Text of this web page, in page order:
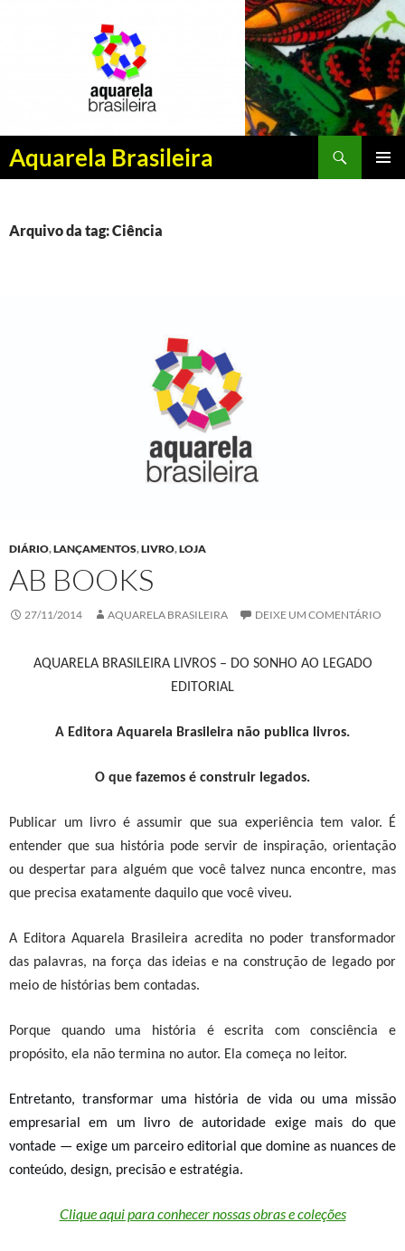
Aquarela Brasileira
Pesquisar
PULAR
CONTEÚDO
Arquivo da tag: Ciência
DIÁRIO,LANÇAMENTOS,LIVRO,LOJA
AB BOOKS
27/11/2014 AQUARELA BRASILEIRA DEIXE UM COMENTÁRIO
AQUARELA BRASILEIRA LIVROS – DO SONHO AO LEGADO
EDITORIAL
A Editora Aquarela Brasileira não publica livros.
O que fazemos é construir legados.
Publicar um livro é assumir que sua experiência tem valor. É
entender que sua história pode servir de inspiração, orientação
ou despertar para alguém que você talvez nunca encontre, mas
que precisa exatamente daquilo que você viveu.
A Editora Aquarela Brasileira acredita no poder transformador
das palavras, na força das ideias e na construção de legado por
meio de histórias bem contadas.
Porque quando uma história é escrita com consciência e
propósito, ela não termina no autor. Ela começa no leitor.
Entretanto, transformar uma história de vida ou uma missão
empresarial em um livro de autoridade exige mais do que
vontade — exige um parceiro editorial que domine as nuances de
conteúdo, design, precisão e estratégia.
Clique aqui para conhecer nossas obras e coleções